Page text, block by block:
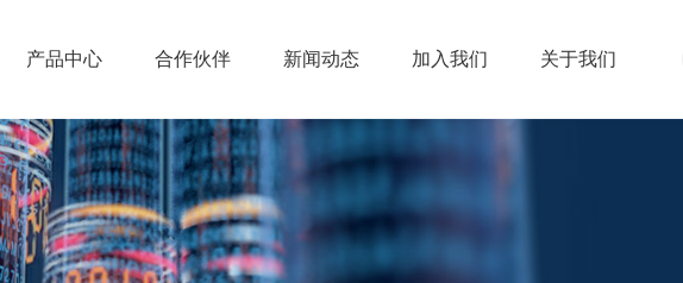
产品中心 合作伙伴 新闻动态 加入我们 关于我们